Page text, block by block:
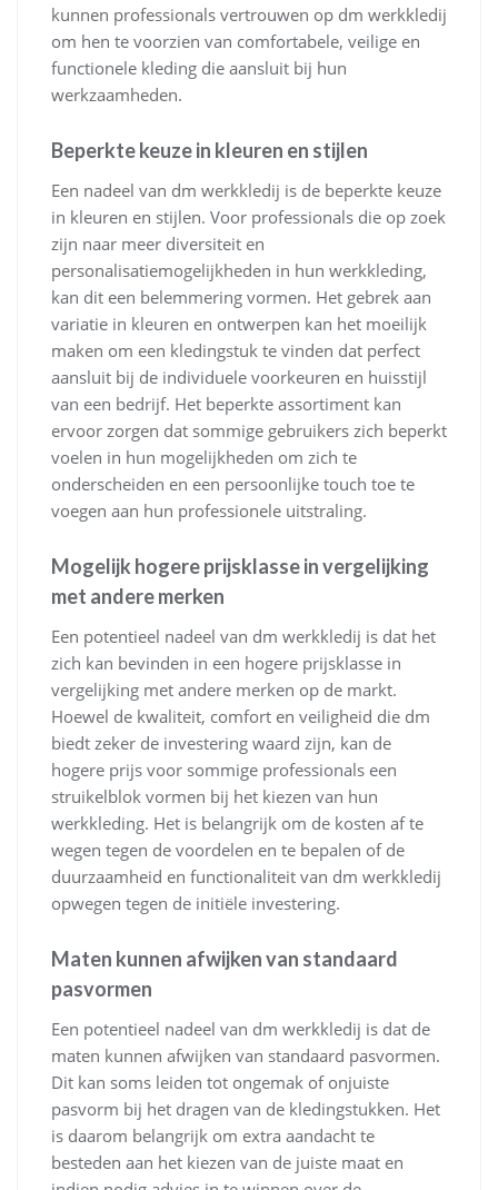
kunnen professionals vertrouwen op dm werkkledij
om hen te voorzien van comfortabele, veilige en
functionele kleding die aansluit bij hun
werkzaamheden.
Beperkte keuze in kleuren en stijlen
Een nadeel van dm werkkledij is de beperkte keuze
in kleuren en stijlen. Voor professionals die op zoek
zijn naar meer diversiteit en
personalisatiemogelijkheden in hun werkkleding,
kan dit een belemmering vormen. Het gebrek aan
variatie in kleuren en ontwerpen kan het moeilijk
maken om een kledingstuk te vinden dat perfect
aansluit bij de individuele voorkeuren en huisstijl
van een bedrijf. Het beperkte assortiment kan
ervoor zorgen dat sommige gebruikers zich beperkt
voelen in hun mogelijkheden om zich te
onderscheiden en een persoonlijke touch toe te
voegen aan hun professionele uitstraling.
Mogelijk hogere prijsklasse in vergelijking
met andere merken
Een potentieel nadeel van dm werkkledij is dat het
zich kan bevinden in een hogere prijsklasse in
vergelijking met andere merken op de markt.
Hoewel de kwaliteit, comfort en veiligheid die dm
biedt zeker de investering waard zijn, kan de
hogere prijs voor sommige professionals een
struikelblok vormen bij het kiezen van hun
werkkleding. Het is belangrijk om de kosten af te
wegen tegen de voordelen en te bepalen of de
duurzaamheid en functionaliteit van dm werkkledij
opwegen tegen de initiële investering.
Maten kunnen afwijken van standaard
pasvormen
Een potentieel nadeel van dm werkkledij is dat de
maten kunnen afwijken van standaard pasvormen.
Dit kan soms leiden tot ongemak of onjuiste
pasvorm bij het dragen van de kledingstukken. Het
is daarom belangrijk om extra aandacht te
besteden aan het kiezen van de juiste maat en